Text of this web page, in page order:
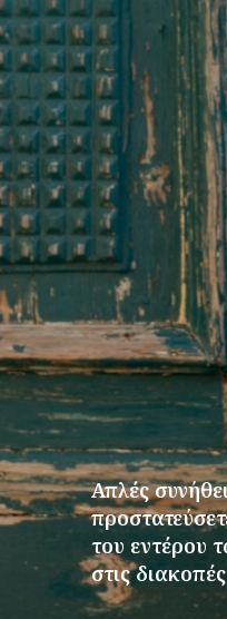
Απλές
του εντέρου
στις διακοπές